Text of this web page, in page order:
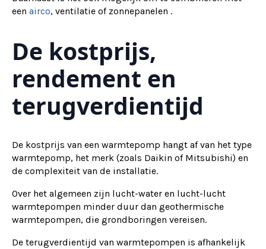
een airco, ventilatie of zonnepanelen .
De kostprijs,
rendement en
terugverdientijd
De kostprijs van een warmtepomp hangt af van het type
warmtepomp, het merk (zoals Daikin of Mitsubishi) en
de complexiteit van de installatie.
Over het algemeen zijn lucht-water en lucht-lucht
warmtepompen minder duur dan geothermische
warmtepompen, die grondboringen vereisen.
De terugverdientijd van warmtepompen is afhankelijk